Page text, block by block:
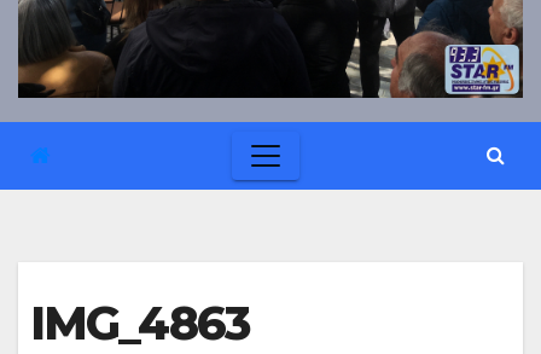
IMG_4863